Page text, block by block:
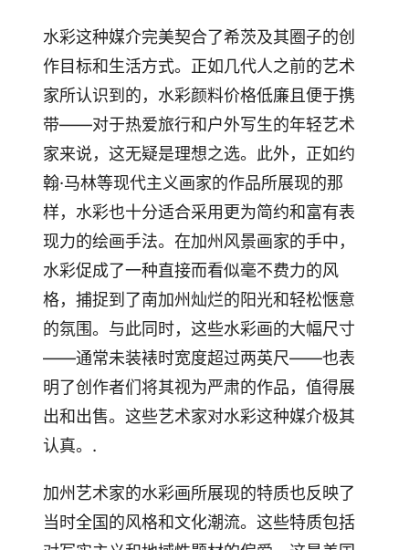
水彩这种媒介完美契合了希茨及其圈子的创
作目标和生活方式。正如几代人之前的艺术
家所认识到的，水彩颜料价格低廉且便于携
带——对于热爱旅行和户外写生的年轻艺术
家来说，这无疑是理想之选。此外，正如约
翰·马林等现代主义画家的作品所展现的那
样，水彩也十分适合采用更为简约和富有表
现力的绘画手法。在加州风景画家的手中，
水彩促成了一种直接而看似毫不费力的风
格，捕捉到了南加州灿烂的阳光和轻松惬意
的氛围。与此同时，这些水彩画的大幅尺寸
——通常未装裱时宽度超过两英尺——也表
明了创作者们将其视为严肃的作品，值得展
出和出售。这些艺术家对水彩这种媒介极其
认真。.
加州艺术家的水彩画所展现的特质也反映了
当时全国的风格和文化潮流。这些特质包括